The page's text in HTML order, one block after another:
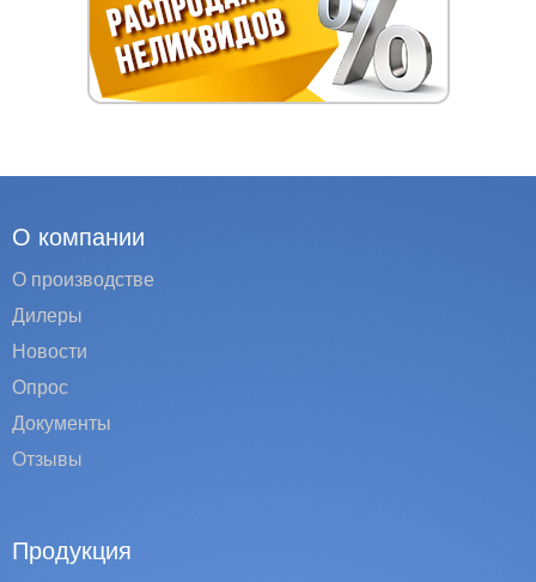
О компании
О производстве
Дилеры
Новости
Опрос
Документы
Отзывы
Продукция